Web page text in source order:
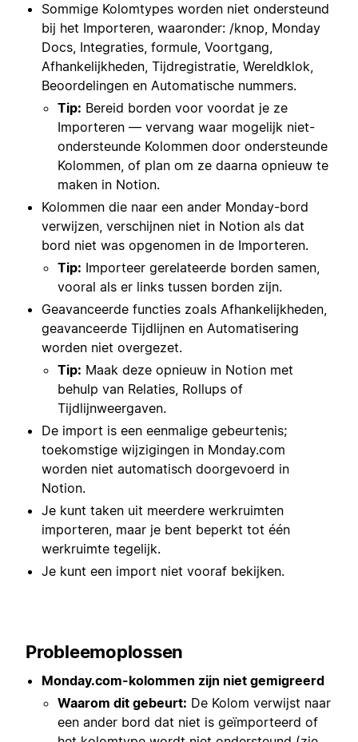
Sommige Kolomtypes worden niet ondersteund
bij het Importeren, waaronder: /knop, Monday
Docs, Integraties, formule, Voortgang,
Afhankelijkheden, Tijdregistratie, Wereldklok,
Beoordelingen en Automatische nummers.
Tip: Bereid borden voor voordat je ze
Importeren — vervang waar mogelijk niet-
ondersteunde Kolommen door ondersteunde
Kolommen, of plan om ze daarna opnieuw te
maken in Notion.
Kolommen die naar een ander Monday-bord
verwijzen, verschijnen niet in Notion als dat
bord niet was opgenomen in de Importeren.
Tip: Importeer gerelateerde borden samen,
vooral als er links tussen borden zijn.
Geavanceerde functies zoals Afhankelijkheden,
geavanceerde Tijdlijnen en Automatisering
worden niet overgezet.
Tip: Maak deze opnieuw in Notion met
behulp van Relaties, Rollups of
Tijdlijnweergaven.
De import is een eenmalige gebeurtenis;
toekomstige wijzigingen in Monday.com
worden niet automatisch doorgevoerd in
Notion.
Je kunt taken uit meerdere werkruimten
importeren, maar je bent beperkt tot één
werkruimte tegelijk.
Je kunt een import niet vooraf bekijken.
Probleemoplossen
Monday.com-kolommen zijn niet gemigreerd
Waarom dit gebeurt: De Kolom verwijst naar
een ander bord dat niet is geïmporteerd of